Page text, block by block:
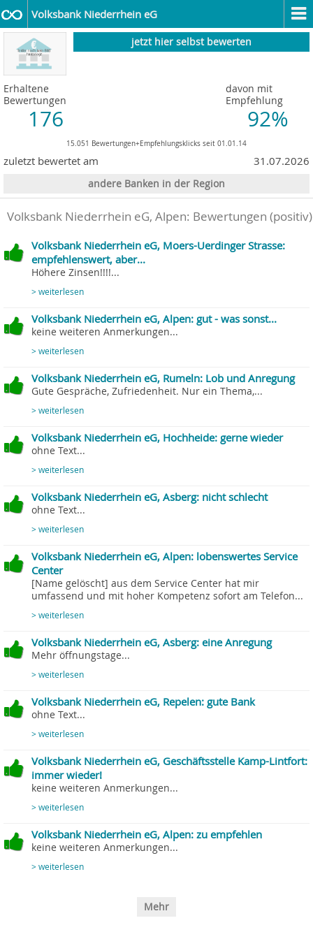
Volksbank Niederrhein eG
jetzt hier selbst bewerten
Erhaltene
Bewertungen
176
davon mit
Empfehlung
92%
15.051 Bewertungen+Empfehlungsklicks seit 01.01.14
zuletzt bewertet am 31.07.2026
andere Banken in der Region
Volksbank Niederrhein eG, Alpen: Bewertungen (positiv)
Volksbank Niederrhein eG, Moers-Uerdinger Strasse:
empfehlenswert, aber...
Höhere Zinsen!!!!...
> weiterlesen
Volksbank Niederrhein eG, Alpen: gut - was sonst...
keine weiteren Anmerkungen...
> weiterlesen
Volksbank Niederrhein eG, Rumeln: Lob und Anregung
Gute Gespräche, Zufriedenheit. Nur ein Thema,...
> weiterlesen
Volksbank Niederrhein eG, Hochheide: gerne wieder
ohne Text...
> weiterlesen
Volksbank Niederrhein eG, Asberg: nicht schlecht
ohne Text...
> weiterlesen
Volksbank Niederrhein eG, Alpen: lobenswertes Service
Center
[Name gelöscht] aus dem Service Center hat mir
umfassend und mit hoher Kompetenz sofort am Telefon...
> weiterlesen
Volksbank Niederrhein eG, Asberg: eine Anregung
Mehr öffnungstage...
> weiterlesen
Volksbank Niederrhein eG, Repelen: gute Bank
ohne Text...
> weiterlesen
Volksbank Niederrhein eG, Geschäftsstelle Kamp-Lintfort:
immer wieder!
keine weiteren Anmerkungen...
> weiterlesen
Volksbank Niederrhein eG, Alpen: zu empfehlen
keine weiteren Anmerkungen...
> weiterlesen
Mehr